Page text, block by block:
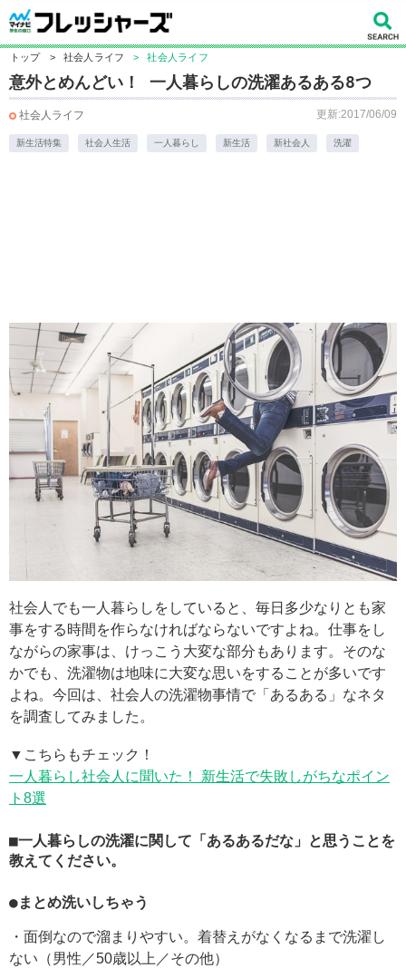
トップ > 社会人ライフ > 社会人ライフ
意外とめんどい！ 一人暮らしの洗濯あるある8つ
社会人ライフ 更新:2017/06/09
新生活特集 社会人生活 一人暮らし 新生活 新社会人 洗濯
社会人でも一人暮らしをしていると、毎日多少なりとも家
事をする時間を作らなければならないですよね。仕事をし
ながらの家事は、けっこう大変な部分もあります。そのな
かでも、洗濯物は地味に大変な思いをすることが多いです
よね。今回は、社会人の洗濯物事情で「あるある」なネタ
を調査してみました。
▼こちらもチェック！
一人暮らし社会人に聞いた！ 新生活で失敗しがちなポイン
ト8選
■一人暮らしの洗濯に関して「あるあるだな」と思うことを
教えてください。
●まとめ洗いしちゃう
・面倒なので溜まりやすい。着替えがなくなるまで洗濯し
ない（男性／50歳以上／その他）